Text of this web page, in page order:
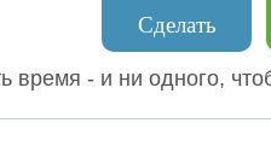
Сделать
время - и ни одного,